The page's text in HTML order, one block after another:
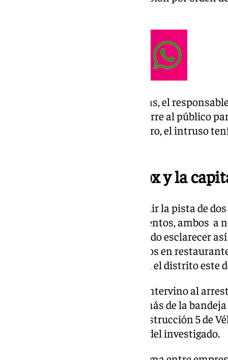
Según las diligencias practicadas, el
Aprovechaba los horarios de cierre al público
establecimientos. Una vez dentro, el intruso
Robos en Vélez, Torrox y la
Las pesquisas permitieron seguir la pista de
sospechoso en sus desplazamientos, ambos a
detenido. Los agentes han logrado esclarecer
en establecimientos: cinco robos en
uno en Torrox; y otros cuatro en el distrito este
Asimismo, la Policía Nacional intervino al
incriminan en los hechos, además de la
hechos conoce el Juzgado de Instrucción 5 de
decretado el ingreso en prisión del investigado.